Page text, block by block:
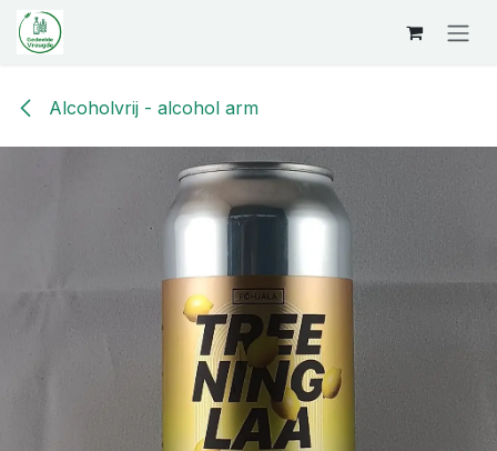
Overslaan naar inhoud
Alcoholvrij - alcohol arm